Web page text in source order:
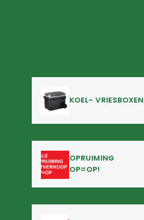
KOEL- VRIESBOXEN
OPRUIMING
OP=OP!